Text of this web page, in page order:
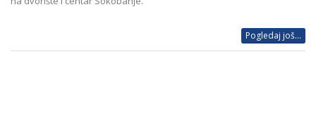
Pogledaj još...